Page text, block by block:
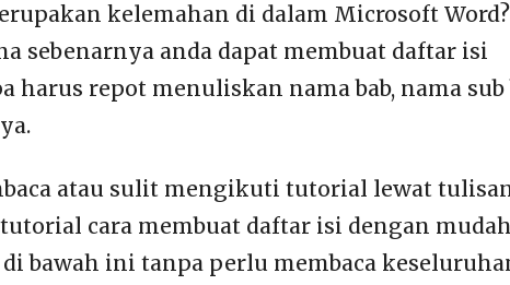
kelemahan di dalam Microsoft Word?
sebenarnya anda dapat membuat daftar isi
harus repot menuliskan nama bab, nama sub
atau sulit mengikuti tutorial lewat
cara membuat daftar isi dengan
bawah ini tanpa perlu membaca